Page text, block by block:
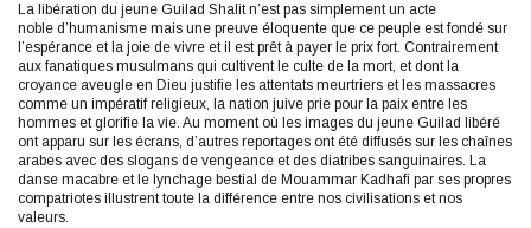
La libération du jeune Guilad Shalit n’est pas simplement un acte
noble d’humanisme mais une preuve éloquente que ce peuple est fondé sur
l’espérance et la joie de vivre et il est prêt à payer le prix fort. Contrairement
aux fanatiques musulmans qui cultivent le culte de la mort, et dont la
croyance aveugle en Dieu justifie les attentats meurtriers et les massacres
comme un impératif religieux, la nation juive prie pour la paix entre les
hommes et glorifie la vie. Au moment où les images du jeune Guilad libéré
ont apparu sur les écrans, d’autres reportages ont été diffusés sur les chaînes
arabes avec des slogans de vengeance et des diatribes sanguinaires. La
danse macabre et le lynchage bestial de Mouammar Kadhafi par ses propres
compatriotes illustrent toute la différence entre nos civilisations et nos
valeurs.